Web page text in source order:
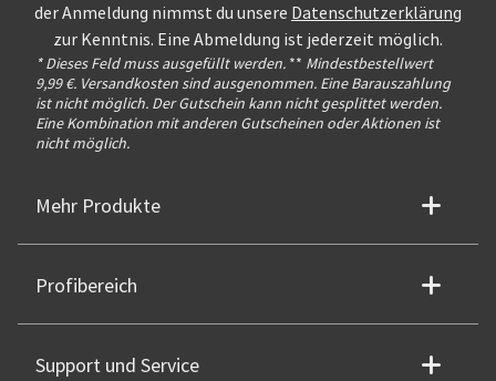
der Anmeldung nimmst du unsere Datenschutzerklärung
zur Kenntnis. Eine Abmeldung ist jederzeit möglich.
* Dieses Feld muss ausgefüllt werden. ** Mindestbestellwert
9,99 €. Versandkosten sind ausgenommen. Eine Barauszahlung
ist nicht möglich. Der Gutschein kann nicht gesplittet werden.
Eine Kombination mit anderen Gutscheinen oder Aktionen ist
nicht möglich.
Mehr Produkte
Profibereich
Support und Service